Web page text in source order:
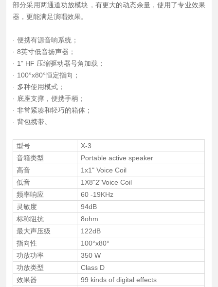
部分采用两通道功放模块，有更大的动态余量，使用了专业效果
器，更能满足演唱效果。
· 便携有源音响系统；
· 8英寸低音扬声器；
· 1” HF 压缩驱动器号角加载；
· 100°x80°恒定指向；
· 多种使用模式；
· 底座支撑，便携手柄；
· 非常紧凑和轻巧的箱体；
· 背包携带。
型号
X-3
音箱类型
Portable active speaker
高音
1x1" Voice Coil
低音
1X8"2"Voice Coil
频率响应
60 -19KHz
灵敏度
94dB
标称阻抗
8ohm
最大声压级
122dB
指向性
100°x80°
功放功率
350 W
功放类型
Class D
效果器
99 kinds of digital effects